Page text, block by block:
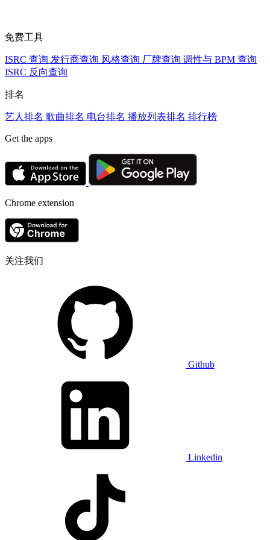
免费工具
ISRC 查询 发行商查询 风格查询 厂牌查询 调性与 BPM 查询
ISRC 反向查询
排名
艺人排名 歌曲排名 电台排名 播放列表排名 排行榜
Get the apps
Chrome extension
关注我们
Github
Linkedin